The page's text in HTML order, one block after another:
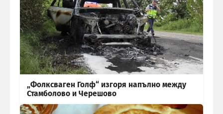
„Фолксваген Голф“ изгоря напълно между
Стамболово и Черешово